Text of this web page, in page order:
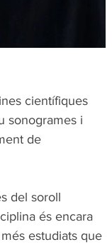
científiques
sonogrames i
de
del soroll
és encara
estudiats que